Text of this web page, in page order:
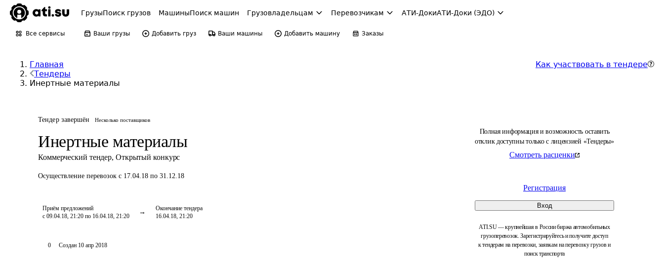
ГрузыПоиск грузов МашиныПоиск машин Грузовладельцам Перевозчикам АТИ-ДокиАТИ-Доки (ЭДО)
Все сервисы Ваши грузы Добавить груз Ваши машины Добавить машину Заказы
Главная
Тендеры
Инертные материалы
Как участвовать в тендере
Тендер завершён Несколько поставщиков
Инертные материалы
Коммерческий тендер, Открытый конкурс
Осуществление перевозок с 17.04.18 по 31.12.18
Приём предложений
с 09.04.18, 21:20 по 16.04.18, 21:20
Окончание тендера
16.04.18, 21:20
Полная информация и возможность оставить
отклик доступны только с лицензией «Тендеры»
Смотреть расценки
Регистрация
Вход
ATI.SU — крупнейшая в России биржа автомобильных
грузоперевозок. Зарегистрируйтесь и получите доступ
к тендерам на перевозки, заявкам на перевозку грузов и
поиск транспорта
0 Создан 10 апр 2018